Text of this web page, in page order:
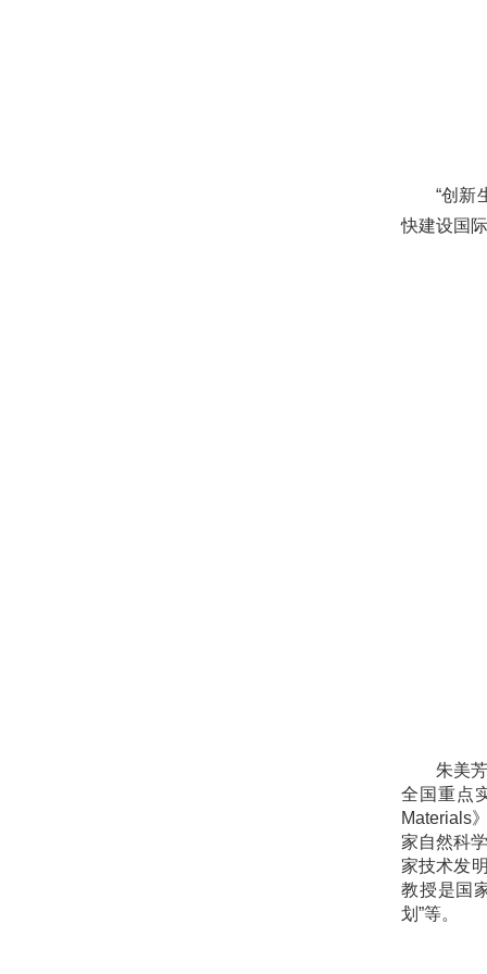
“创新
快建设国
朱美
全国重点
Materials
家自然科
家技术发
教授是国
划”等。